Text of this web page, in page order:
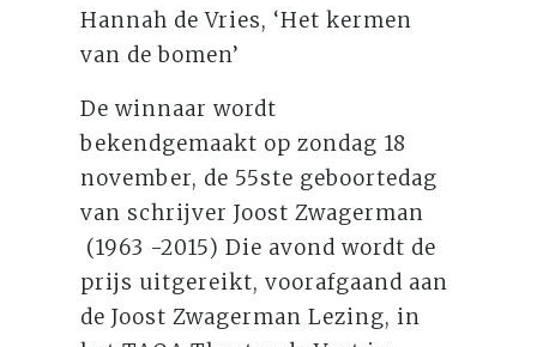
Hannah de Vries, ‘Het kermen
van de bomen’
De winnaar wordt
bekendgemaakt op zondag 18
november, de 55ste geboortedag
van schrijver Joost Zwagerman
(1963 -2015) Die avond wordt de
prijs uitgereikt, voorafgaand aan
de Joost Zwagerman Lezing, in